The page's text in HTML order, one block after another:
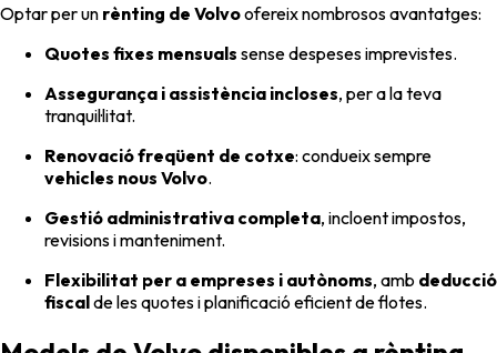
Optar per un rènting de Volvoofereix nombrosos avantatges:
Quotes fixes mensuals sense despeses imprevistes.
Assegurança i assistència incloses, per a la teva
tranquil·litat.
Renovació freqüent de cotxe: condueix sempre
vehicles nous Volvo.
Gestió administrativa completa, incloent impostos,
revisions i manteniment.
Flexibilitat per a empreses i autònoms, amb deducció
fiscalde les quotes i planificació eficient de flotes.